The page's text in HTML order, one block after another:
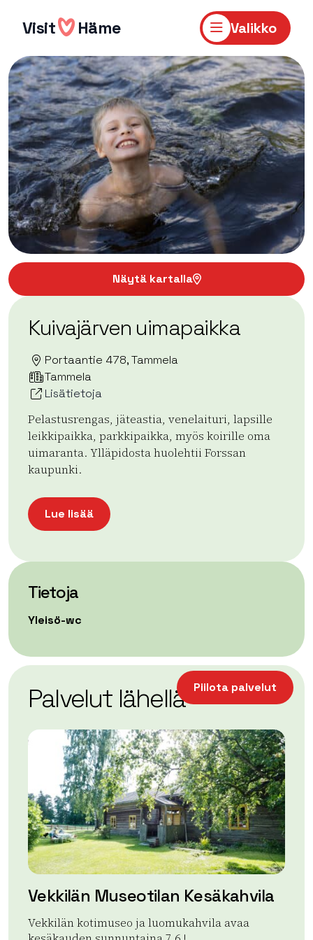
sisältöön
Visit Häme Valikko
Näytä kartalla
Kuivajärven uimapaikka
Portaantie 478, Tammela
Tammela
Lisätietoja
Pelastusrengas, jäteastia, venelaituri, lapsille
leikkipaikka, parkkipaikka, myös koirille oma
uimaranta. Ylläpidosta huolehtii Forssan
kaupunki.
Lue lisää
Tietoja
Yleisö-wc
−
Leaflet| ©OpenStreetMap
Piilota palvelut
Palvelut lähellä
Vekkilän Museotilan Kesäkahvila
Vekkilän kotimuseo ja luomukahvila avaa